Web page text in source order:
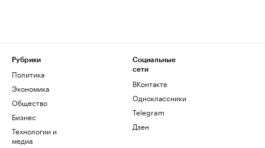
Рубрики
Политика
Экономика
Общество
Бизнес
Технологии и
медиа
Социальные
сети
ВКонтакте
Одноклассники
Telegram
Дзен